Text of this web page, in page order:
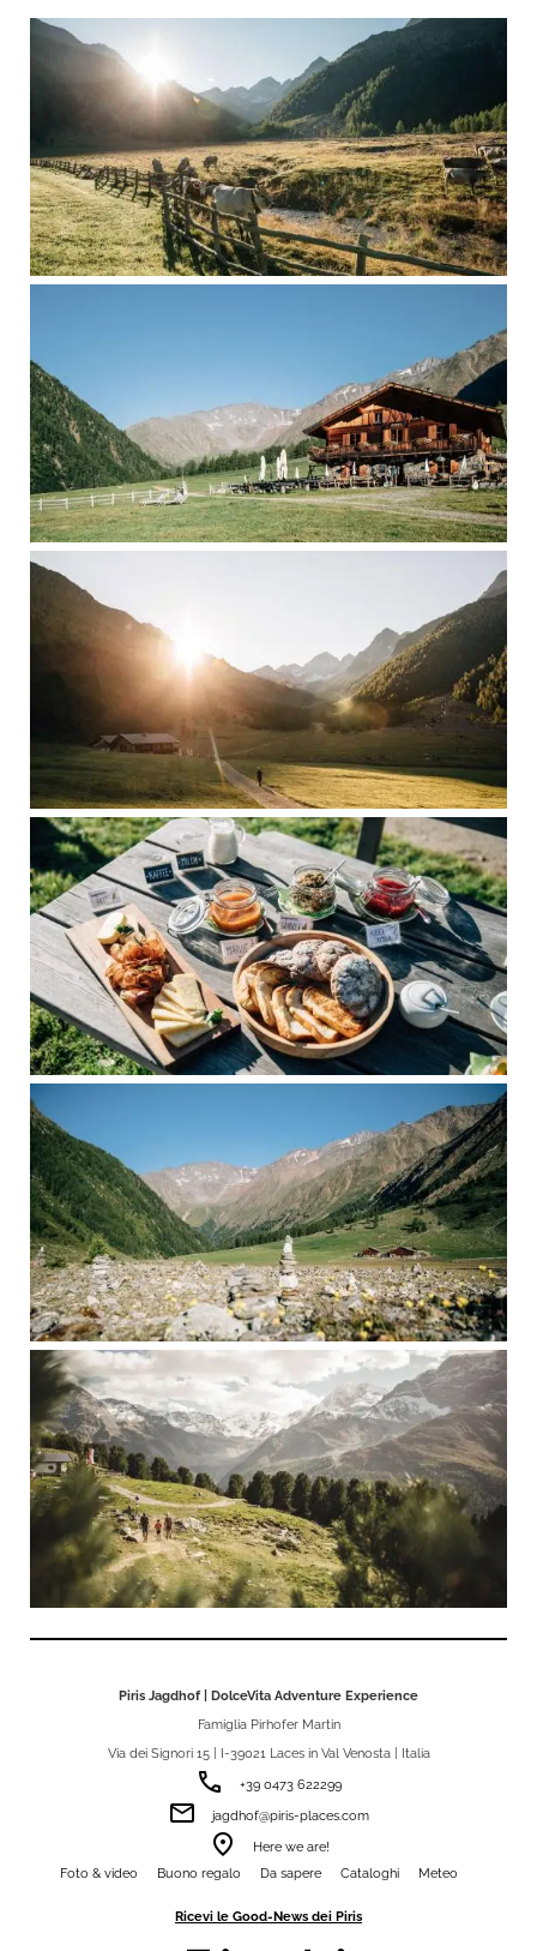
Piris Jagdhof | DolceVita Adventure Experience
Famiglia Pirhofer Martin
Via dei Signori 15 | I-39021 Laces in Val Venosta | Italia
phone +39 0473 622299
email jagdhof@piris-places.com
room
Here we are!
Foto & video
Buono regalo Da sapere Cataloghi Meteo
Ricevi le Good-News dei Piris